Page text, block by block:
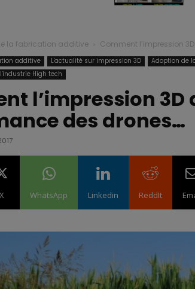
la fabrication additive Comment l’impression
additive L'actualité sur impression 3D
Adoption de
High tech
l’impression 3D
des drones…
X WhatsApp Linkedin ReddIt